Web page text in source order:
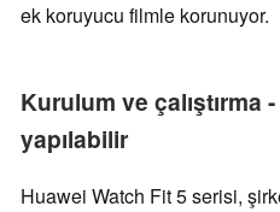
ek koruyucu filmle korunuyor.
Kurulum ve çalıştırma
yapılabilir
Huawei Watch Fit 5 serisi,